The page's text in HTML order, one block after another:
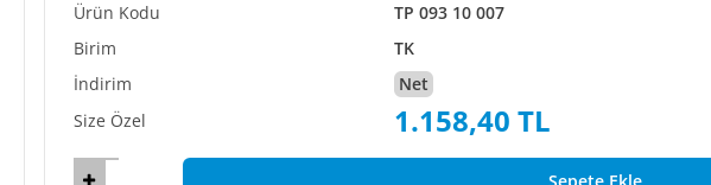
TP 093 10 007
TK
Net
1.158,40 TL